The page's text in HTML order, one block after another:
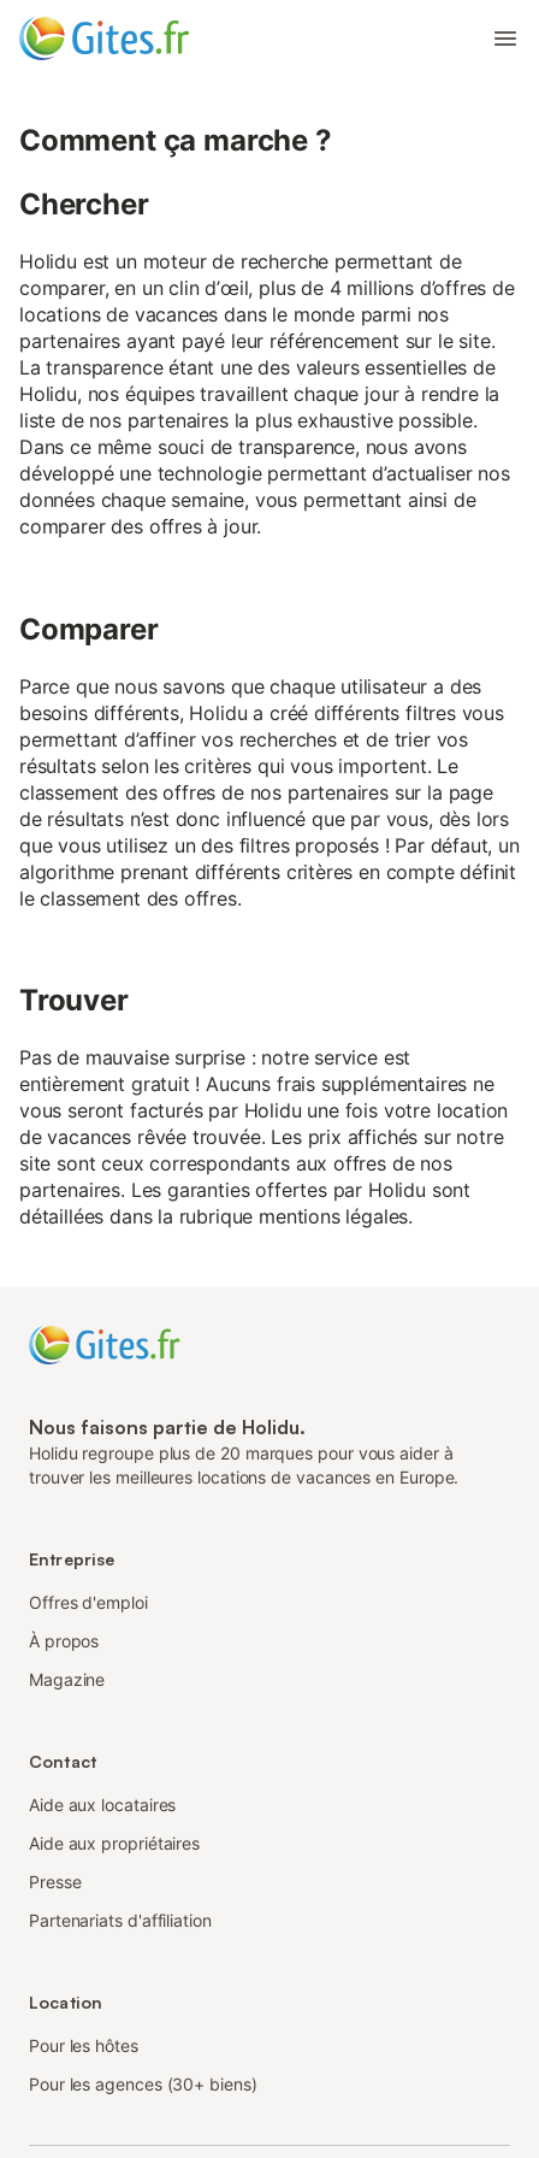
Comment ça marche ?
Chercher
Holidu est un moteur de recherche permettant de
comparer, en un clin d’œil, plus de 4 millions d’offres de
locations de vacances dans le monde parmi nos
partenaires ayant payé leur référencement sur le site.
La transparence étant une des valeurs essentielles de
Holidu, nos équipes travaillent chaque jour à rendre la
liste de nos partenaires la plus exhaustive possible.
Dans ce même souci de transparence, nous avons
développé une technologie permettant d’actualiser nos
données chaque semaine, vous permettant ainsi de
comparer des offres à jour.
Comparer
Parce que nous savons que chaque utilisateur a des
besoins différents, Holidu a créé différents filtres vous
permettant d’affiner vos recherches et de trier vos
résultats selon les critères qui vous importent. Le
classement des offres de nos partenaires sur la page
de résultats n’est donc influencé que par vous, dès lors
que vous utilisez un des filtres proposés ! Par défaut, un
algorithme prenant différents critères en compte définit
le classement des offres.
Trouver
Pas de mauvaise surprise : notre service est
entièrement gratuit ! Aucuns frais supplémentaires ne
vous seront facturés par Holidu une fois votre location
de vacances rêvée trouvée. Les prix affichés sur notre
site sont ceux correspondants aux offres de nos
partenaires. Les garanties offertes par Holidu sont
détaillées dans la rubrique mentions légales.
Nous faisons partie de Holidu.
Holidu regroupe plus de 20 marques pour vous aider à
trouver les meilleures locations de vacances en Europe.
Entreprise
Offres d'emploi
À propos
Magazine
Contact
Aide aux locataires
Aide aux propriétaires
Presse
Partenariats d'affiliation
Location
Pour les hôtes
Pour les agences (30+ biens)